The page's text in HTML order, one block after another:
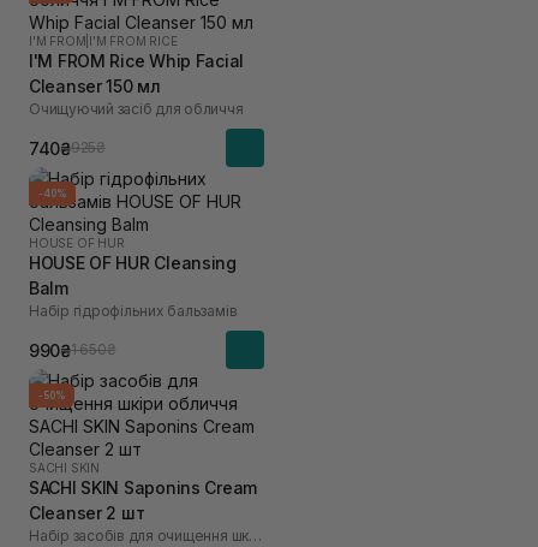
I'M FROM I'M FROM RICE
I'M FROM Rice Whip Facial
Cleanser 150 мл
Очищуючий засіб для обличчя
740₴925₴
-40%
HOUSE OF HUR
HOUSE OF HUR Cleansing
Balm
Набір гідрофільних бальзамів
990₴1 650₴
-50%
SACHI SKIN
SACHI SKIN Saponins Cream
Cleanser 2 шт
Набір засобів для очищення шкіри обличчя